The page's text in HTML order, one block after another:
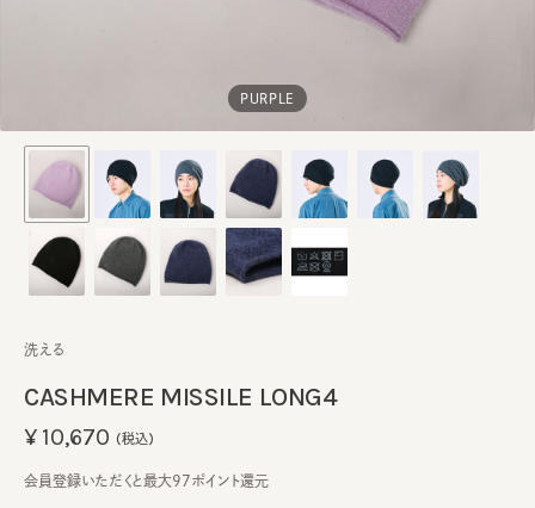
PURPLE
CASHMERE MISSILE LONG4
洗える
¥10,670 (税込)
会員登録いただくと最大97ポイント還元